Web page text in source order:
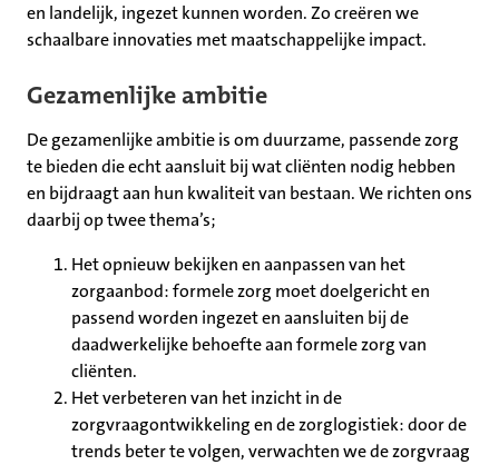
en landelijk, ingezet kunnen worden. Zo creëren we
schaalbare innovaties met maatschappelijke impact.
Gezamenlijke ambitie
De gezamenlijke ambitie is om duurzame, passende zorg
te bieden die echt aansluit bij wat cliënten nodig hebben
en bijdraagt aan hun kwaliteit van bestaan. We richten ons
daarbij op twee thema’s;
Het opnieuw bekijken en aanpassen van het
zorgaanbod: formele zorg moet doelgericht en
passend worden ingezet en aansluiten bij de
daadwerkelijke behoefte aan formele zorg van
cliënten.
Het verbeteren van het inzicht in de
zorgvraagontwikkeling en de zorglogistiek: door de
trends beter te volgen, verwachten we de zorgvraag